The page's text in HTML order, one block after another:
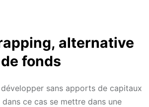
alternative
fonds
sans apports de capitaux
ce cas se mettre dans une